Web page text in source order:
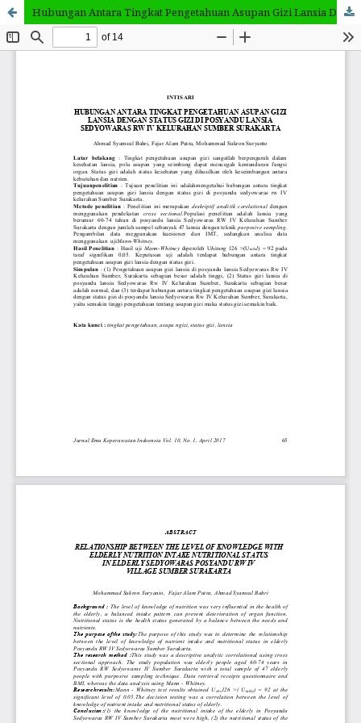
Hubungan Antara Tingkat Pengetahuan Asupan Gizi Lansia Dengan Status Gizi Di Posyandu Lansia Sedyowaras Rw Iv Kelurahan Sumber Surakarta